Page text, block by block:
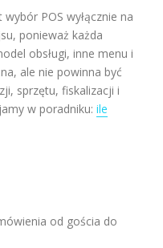
POS wyłącznie na
ponieważ każda
obsługi, inne menu i
ale nie powinna być
sprzętu, fiskalizacji i
w poradniku: ile
od gościa do